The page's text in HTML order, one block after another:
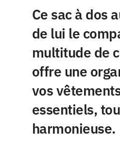
Ce sac à dos
de lui le
multitude de
offre une
vos
essentiels,
harmonieuse.